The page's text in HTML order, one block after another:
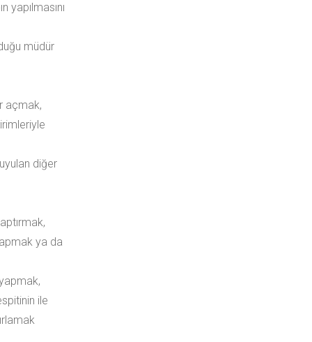
yapılmasını
müdür
açmak,
diğer
ya da
ile